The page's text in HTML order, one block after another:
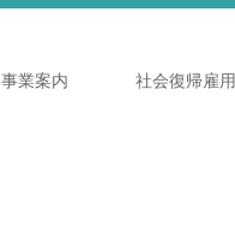
事業案内 社会復帰雇用